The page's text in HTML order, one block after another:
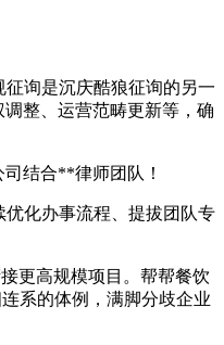
询是沉庆酷狼征询的另一
整、运营范畴更新等，确
结合**律师团队！
化办事流程、提拔团队专
更高规模项目。帮帮餐饮
系的体例，满脚分歧企业